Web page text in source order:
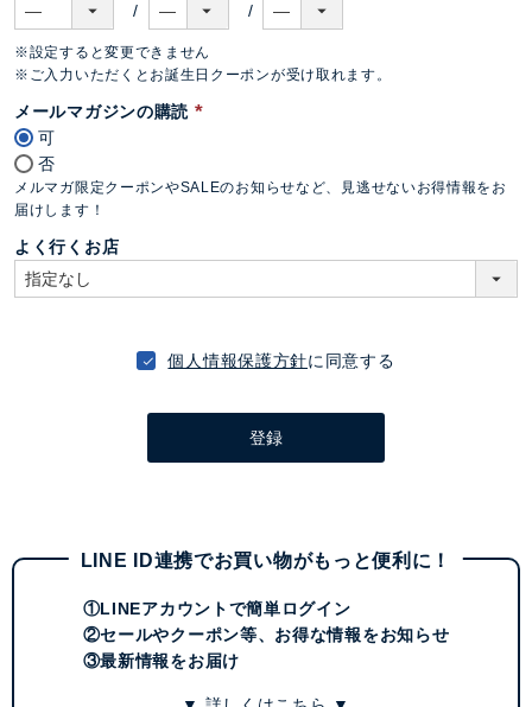
※設定すると変更できません
※ご入力いただくとお誕生日クーポンが受け取れます。
メールマガジンの購読
須
可
否
メルマガ限定クーポンやSALEのお知らせなど、見逃せないお得情報をお
届けします！
よく行くお店
個人情報保護方針に同意する
登録
LINE ID連携でお買い物がもっと便利に！
①LINEアカウントで簡単ログイン
②セールやクーポン等、お得な情報をお知らせ
③最新情報をお届け